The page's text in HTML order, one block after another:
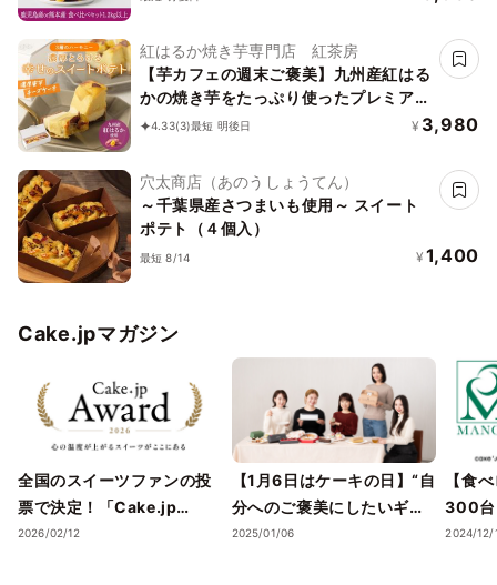
凍 鹿児島産 熊本産 ギフト 誕生日 プレ
ゼント やきいも 人気 砂糖不使用 クリス
マス バレンタイン 50代 60代 70代 80
代 甘党 スイーツ 手作り 洋菓子 贈り物
紅はるか焼き芋専門店 紅茶房
【芋カフェの週末ご褒美】九州産紅はる
かの焼き芋をたっぷり使ったプレミアム
蜜芋スイートポテトチーズケーキ 【 母
チーズケーキ 芋 スイーツ 芋 ギフト さ
つまいも 母の日 スイーツ ギフト 甘い
内祝 おしゃれ 誕生日 出産内祝 結婚内祝
誕生日プレゼント 70代 60代 50代 40
4.33(3)最短 明後日 ¥ 3,980
穴太商店（あのうしょうてん）
～千葉県産さつまいも使用～ スイート
ポテト（４個入）
最短 8/14 ¥ 1,400
Cake.jpマガジン
全国のスイーツファンの投
票で決定！「Cake.jp
Award 2026」受賞店舗を
2026/02/12
【1月6日はケーキの日】“自
分へのご褒美にしたいギフ
トスイーツ・ケーキ”5選
2025/01/06
【食
300台
スイ
2024/12/